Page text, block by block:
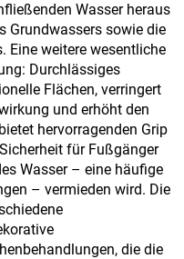
Wasser heraus
Grundwassers sowie die
Eine weitere wesentliche
Durchlässiges
Flächen, verringert
und erhöht den
hervorragenden Grip
für Fußgänger
Wasser – eine häufige
– vermieden wird. Die
die die